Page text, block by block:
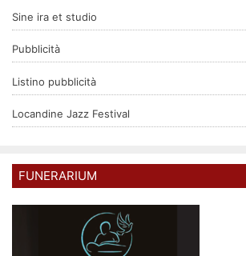
Sine ira et studio
Pubblicità
Listino pubblicità
Locandine Jazz Festival
FUNERARIUM